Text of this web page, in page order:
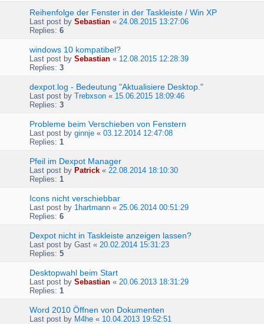
Reihenfolge der Fenster in der Taskleiste / Win XP
Last post by Sebastian « 24.08.2015 13:27:06
Replies: 6
windows 10 kompatibel?
Last post by Sebastian « 12.08.2015 12:28:39
Replies: 3
dexpot.log - Bedeutung "Aktualisiere Desktop."
Last post by Trebxson « 15.06.2015 18:09:46
Replies: 3
Probleme beim Verschieben von Fenstern
Last post by ginnje « 03.12.2014 12:47:08
Replies: 1
Pfeil im Dexpot Manager
Last post by Patrick « 22.08.2014 18:10:30
Replies: 1
Icons nicht verschiebbar
Last post by 1hartmann « 25.06.2014 00:51:29
Replies: 6
Dexpot nicht in Taskleiste anzeigen lassen?
Last post by Gast « 20.02.2014 15:31:23
Replies: 5
Desktopwahl beim Start
Last post by Sebastian « 20.06.2013 18:31:29
Replies: 1
Word 2010 Öffnen von Dokumenten
Last post by M4he « 10.04.2013 19:52:51